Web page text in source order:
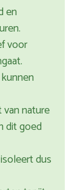
en
voor
nature
dit goed
dus